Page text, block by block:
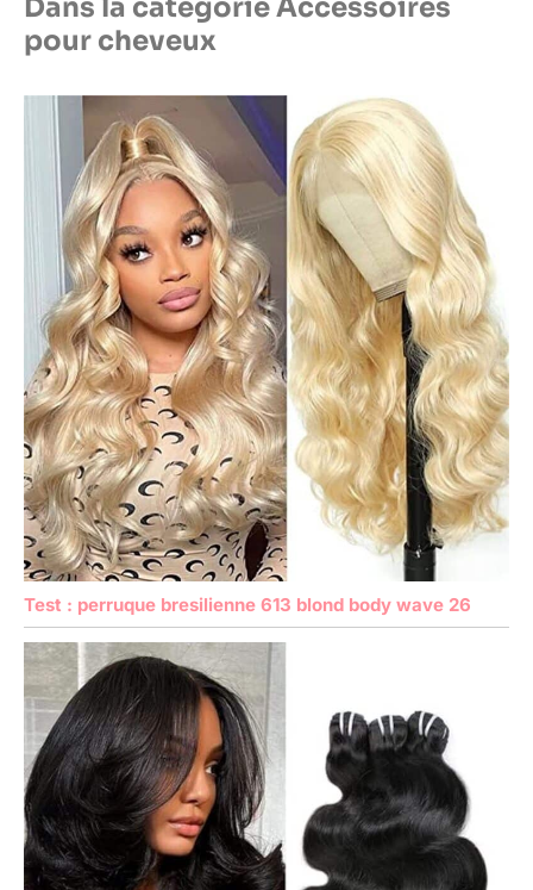
Dans la catégorie Accessoires
pour cheveux
Test : perruque bresilienne 613 blond body wave 26